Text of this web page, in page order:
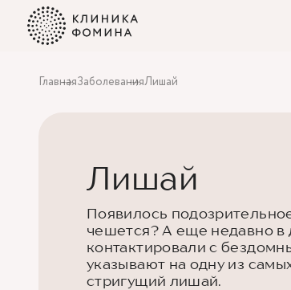
ГлавнаяЗаболеванияЛишай
Лишай
Появилось
чешется? А еще недавно в
контактировали с
указывают на одну из
стригущий лишай.